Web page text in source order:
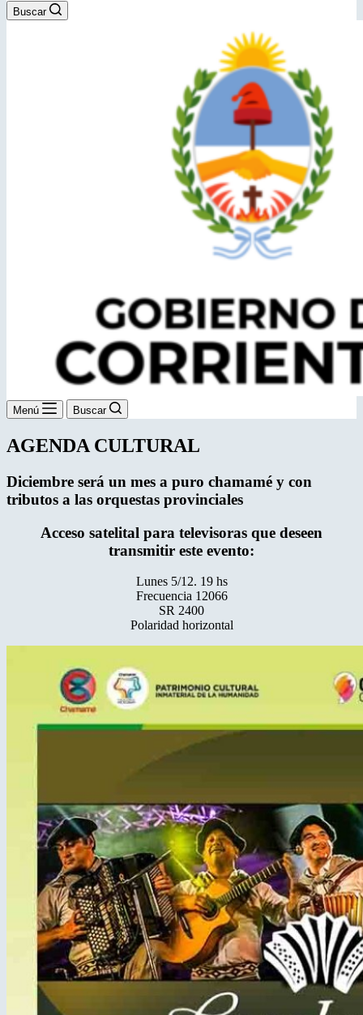
Buscar
Menú Buscar
AGENDA CULTURAL
Diciembre será un mes a puro chamamé y con
tributos a las orquestas provinciales
Acceso satelital para televisoras que deseen
transmitir este evento:
Lunes 5/12. 19 hs
Frecuencia 12066
SR 2400
Polaridad horizontal